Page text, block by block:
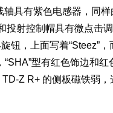
具有紫色电感器，同
投射控制帽具有微点击
钮，上面写着“Steez”
型有红色饰边和
Z R+ 的侧板磁铁弱，